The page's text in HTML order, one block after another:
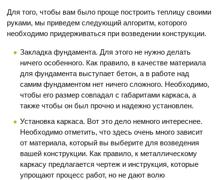
Для того, чтобы вам было проще построить теплицу своими
руками, мы приведем следующий алгоритм, которого
необходимо придерживаться при возведении конструкции.
Закладка фундамента. Для этого не нужно делать
ничего особенного. Как правило, в качестве материала
для фундамента выступает бетон, а в работе над
самим фундаментом нет ничего сложного. Необходимо,
чтобы его размер совпадал с габаритами каркаса, а
также чтобы он был прочно и надежно установлен.
Установка каркаса. Вот это дело немного интереснее.
Необходимо отметить, что здесь очень много зависит
от материала, который вы выберите для возведения
вашей конструкции. Как правило, к металлическому
каркасу предлагается чертеж и инструкция, которые
упрощают процесс работ, но не дают волю